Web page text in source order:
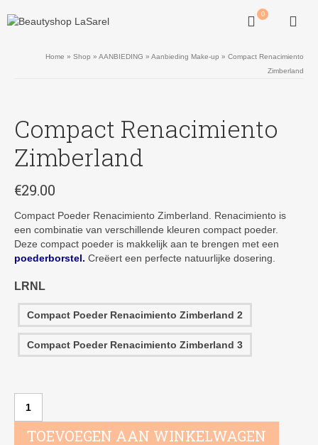
0
Home » Shop » AANBIEDING » Aanbieding Make-up » Compact Renacimiento
Zimberland
Compact Renacimiento
Zimberland
€29.00
Compact Poeder Renacimiento Zimberland. Renacimiento is
een combinatie van verschillende kleuren compact poeder.
Deze compact poeder is makkelijk aan te brengen met een
poederborstel. Creëert een perfecte natuurlijke dosering.
LRNL
Compact Poeder Renacimiento Zimberland 2
Compact Poeder Renacimiento Zimberland 3
Renacimiento
aantal
TOEVOEGEN AAN WINKELWAGEN